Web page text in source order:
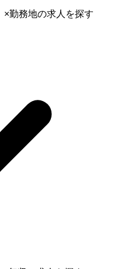
×勤務地の求人を探す